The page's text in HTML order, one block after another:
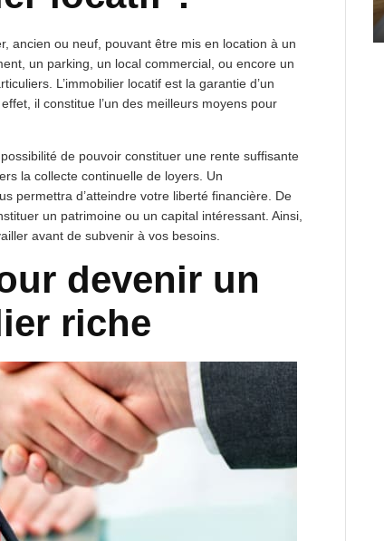
ancien ou neuf, pouvant être mis en location à un
un parking, un local commercial, ou encore un
L’immobilier locatif est la garantie d’un
il constitue l’un des meilleurs moyens pour
de pouvoir constituer une rente suffisante
la collecte continuelle de loyers. Un
permettra d’atteindre votre liberté financière. De
un patrimoine ou un capital intéressant. Ainsi,
avant de subvenir à vos besoins.
devenir un
riche